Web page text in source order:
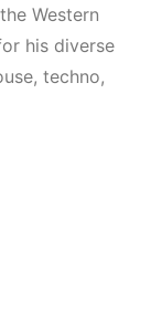
Western
his diverse
techno,